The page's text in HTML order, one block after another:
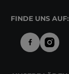
FINDE UNS AUF: